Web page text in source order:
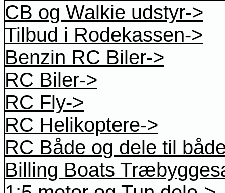
CB og Walkie udstyr->
Tilbud i Rodekassen->
Benzin RC Biler->
RC Biler->
RC Fly->
RC Helikoptere->
RC Både og dele til
Billing Boats